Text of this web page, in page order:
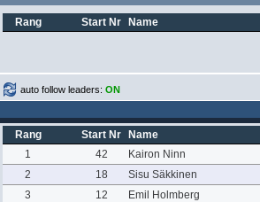
Rang Start Nr Name
auto follow leaders: ON
Rang Start Nr
Name
1
42
Kairon Ninn
2
18
Sisu Säkkinen
3
12
Emil Holmberg